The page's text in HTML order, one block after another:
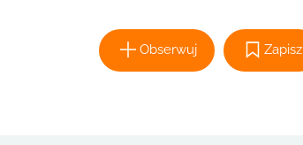
Obserwuj Zapisz